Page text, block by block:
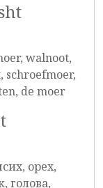
walnoot,
schroefmoer,
de moer
орех,
голова,